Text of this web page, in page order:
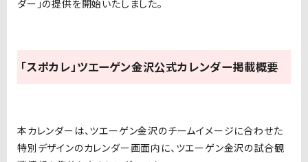
ダー」の提供を開始いたしました。
「スポカレ」ツエーゲン金沢公式カレンダー掲載概要
本カレンダーは、ツエーゲン金沢のチームイメージに合わせた
特別デザインのカレンダー画面内に、ツエーゲン金沢の試合観